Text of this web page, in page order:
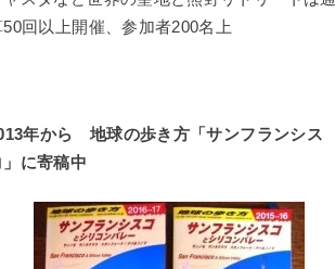
50回以上開催、参加者200名上
年から 地球の歩き方「サンフランシス
」に寄稿中